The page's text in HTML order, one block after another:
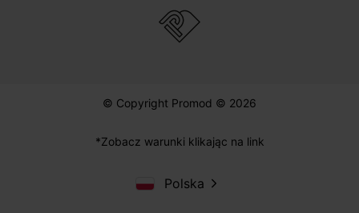
© Copyright Promod © 2026
*Zobacz warunki klikając na link
Polska